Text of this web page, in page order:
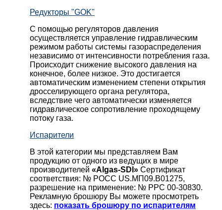
Редукторы "GOK"
С помощью регуляторов давления
осуществляется управление гидравлическим
режимом работы системы газораспределения
независимо от интенсивности потребления газа.
Происходит снижение высокого давления на
конечное, более низкое. Это достигается
автоматическим изменением степени открытия
дросселирующего органа регулятора,
вследствие чего автоматически изменяется
гидравлическое сопротивление проходящему
потоку газа.
Испарители
В этой категории мы представляем Вам
продукцию от одного из ведущих в мире
производителей «Algas-SDI» Сертификат
соответствия: № РОСС US.МП09.В01275,
разрешение на применение: № РРС 00-30830.
Рекламную брошюру Вы можете просмотреть
здесь: показать брошюру по испарителям